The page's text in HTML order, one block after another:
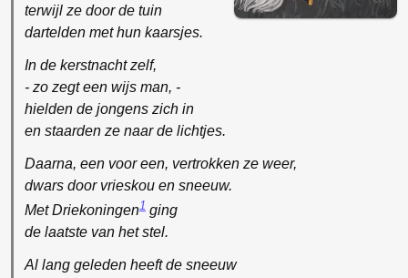
terwijl ze door de tuin
dartelden met hun kaarsjes.
In de kerstnacht zelf,
- zo zegt een wijs man, -
hielden de jongens zich in
en staarden ze naar de lichtjes.
Daarna, een voor een, vertrokken ze weer,
dwars door vrieskou en sneeuw.
Met Driekoningen1 ging
de laatste van het stel.
Al lang geleden heeft de sneeuw